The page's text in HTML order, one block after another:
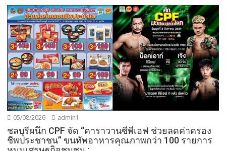
05/08/2026 admin1
ชลบุรีผนึก CPF จัด “คาราวานซีพีเอฟ ช่วยลดค่าครอง
ชีพประชาชน” ขนทัพอาหารคุณภาพกว่า 100 รายการ